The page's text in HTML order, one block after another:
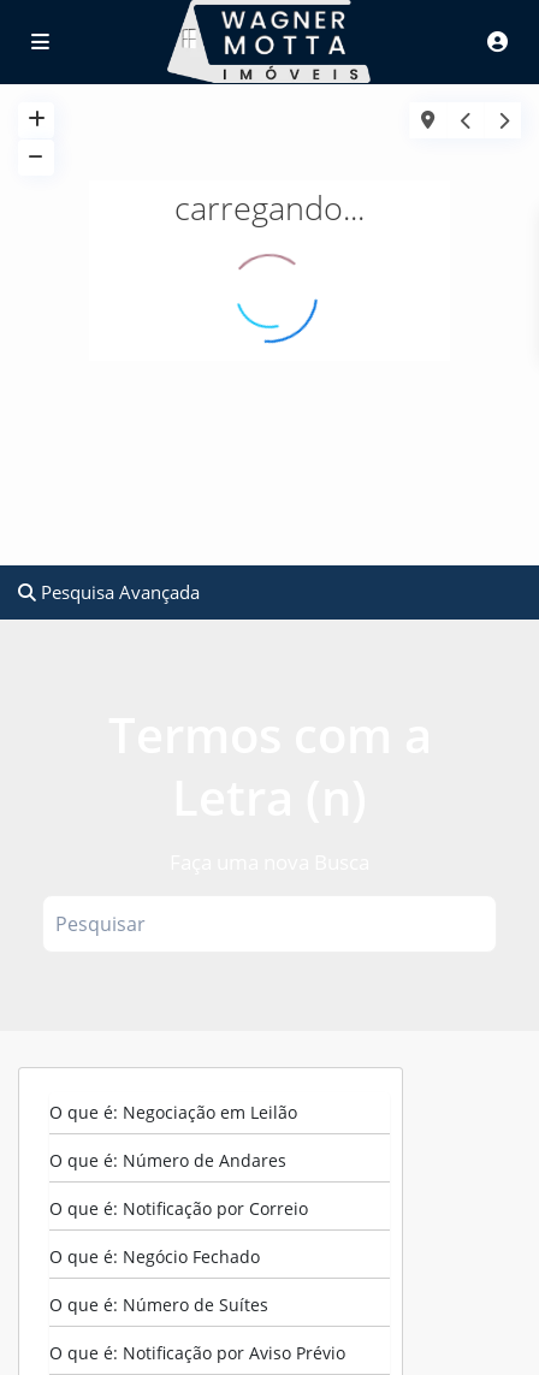
carregando...
Pesquisa Avançada
O que é: Negociação em Leilão
O que é: Número de Andares
O que é: Notificação por Correio
O que é: Negócio Fechado
O que é: Número de Suítes
O que é: Notificação por Aviso Prévio